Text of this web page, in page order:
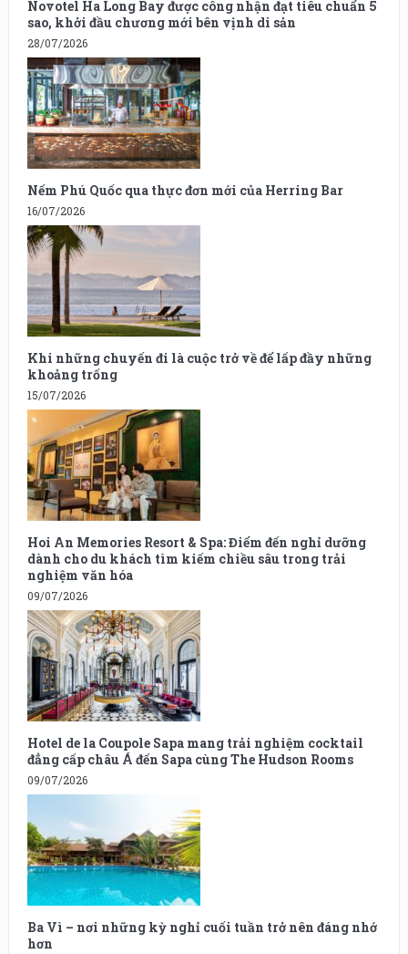
Novotel Ha Long Bay được công nhận đạt tiêu chuẩn 5
sao, khởi đầu chương mới bên vịnh di sản
28/07/2026
Nếm Phú Quốc qua thực đơn mới của Herring Bar
16/07/2026
Khi những chuyến đi là cuộc trở về để lấp đầy những
khoảng trống
15/07/2026
Hoi An Memories Resort & Spa: Điểm đến nghỉ dưỡng
dành cho du khách tìm kiếm chiều sâu trong trải
nghiệm văn hóa
09/07/2026
Hotel de la Coupole Sapa mang trải nghiệm cocktail
đẳng cấp châu Á đến Sapa cùng The Hudson Rooms
09/07/2026
Ba Vì – nơi những kỳ nghỉ cuối tuần trở nên đáng nhớ
hơn